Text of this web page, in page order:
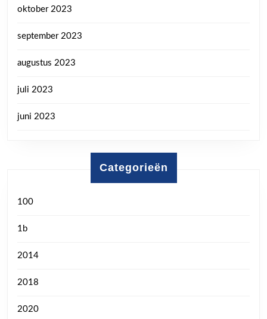
oktober 2023
september 2023
augustus 2023
juli 2023
juni 2023
Categorieën
100
1b
2014
2018
2020